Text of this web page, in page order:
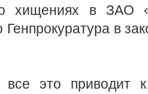
хищениях в ЗАО
в
все это приводит